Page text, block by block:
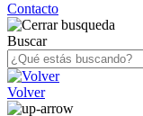
Contacto
Buscar
Volver